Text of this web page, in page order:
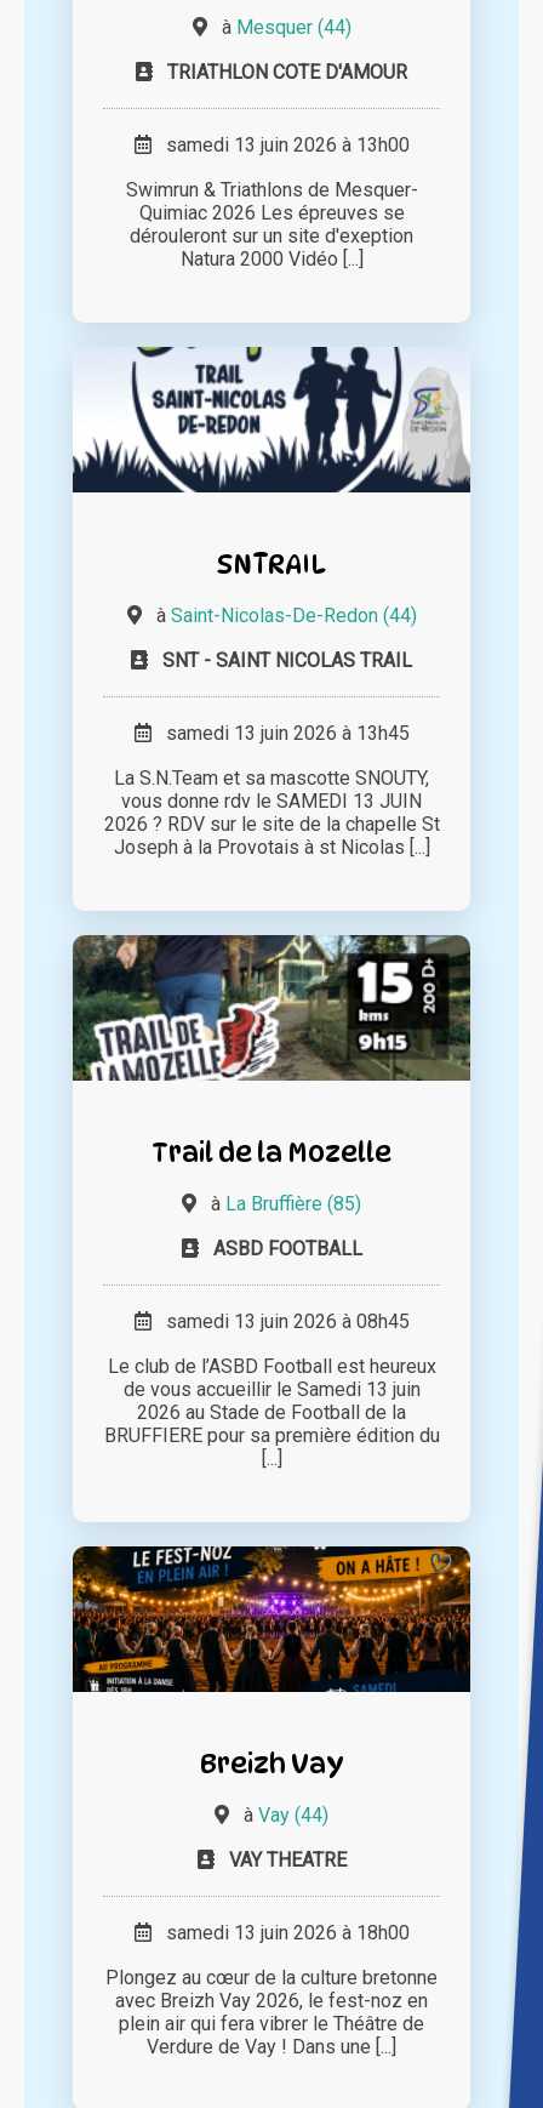
à Mesquer (44)
TRIATHLON COTE D'AMOUR
samedi 13 juin 2026 à 13h00
Swimrun & Triathlons de Mesquer-
Quimiac 2026 Les épreuves se
dérouleront sur un site d'exeption
Natura 2000 Vidéo [...]
SNTRAIL
à Saint-Nicolas-De-Redon (44)
SNT - SAINT NICOLAS TRAIL
samedi 13 juin 2026 à 13h45
La S.N.Team et sa mascotte SNOUTY,
vous donne rdv le SAMEDI 13 JUIN
2026 ? RDV sur le site de la chapelle St
Joseph à la Provotais à st Nicolas [...]
Trail de la Mozelle
à La Bruffière (85)
ASBD FOOTBALL
samedi 13 juin 2026 à 08h45
Le club de l’ASBD Football est heureux
de vous accueillir le Samedi 13 juin
2026 au Stade de Football de la
BRUFFIERE pour sa première édition du
[...]
Breizh Vay
à Vay (44)
VAY THEATRE
samedi 13 juin 2026 à 18h00
Plongez au cœur de la culture bretonne
avec Breizh Vay 2026, le fest-noz en
plein air qui fera vibrer le Théâtre de
Verdure de Vay ! Dans une [...]